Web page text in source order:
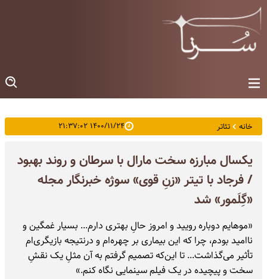
خانه تئاتر ۱۴۰۰/۱۱/۲۴ ۲۱:۳۷:۰۲
یکسال مبارزه سخت مارال با سرطان و روند بهبود
/ فرجاد با تیتر «زنِ قوی» سوژه‌ خبرنگار مجله‌
«گِلَمور» شد
«موهایم دوباره رویید و امروز حالِ بهتری دارم... بسیار غمگین و
ناامید بودم، چرا که این بیماری بر چهره‌ام و درنتیجه بازیگری‌ام
تأثیر می‌گذاشت... تا این‌که تصمیم گرفتم به آن مثلِ یک نقشِ
سخت و پیچیده در یک فیلم سینمایی نگاه کنم.»